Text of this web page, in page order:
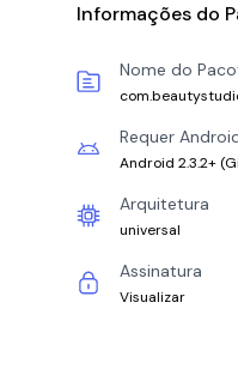
Informações do
Nome do
Requer
Android 2.3.2+ (
Arquitetura
universal
Assinatura
Visualizar